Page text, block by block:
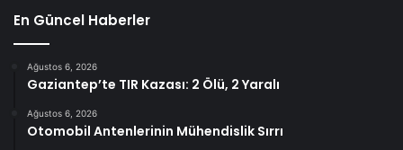
En Güncel Haberler
Ağustos 6, 2026
Gaziantep’te TIR Kazası: 2 Ölü, 2 Yaralı
Ağustos 6, 2026
Otomobil Antenlerinin Mühendislik Sırrı